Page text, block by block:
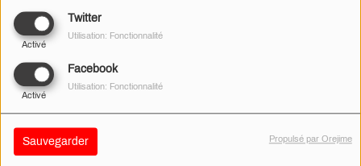
Twitter
Activé
Utilisation: Fonctionnalité
Facebook
Activé
Utilisation: Fonctionnalité
Sauvegarder Propulsé par Orejime